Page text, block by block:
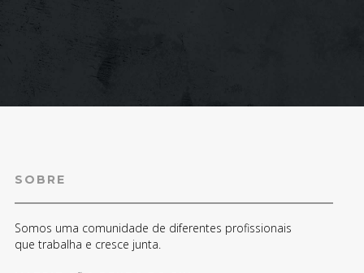
SOBRE
Somos uma comunidade de diferentes profissionais
que trabalha e cresce junta.